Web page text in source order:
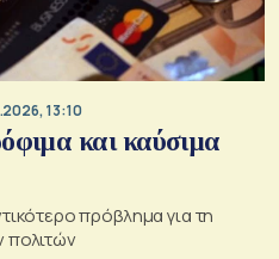
13:10
και καύσιμα
πρόβλημα για τη
πολιτών